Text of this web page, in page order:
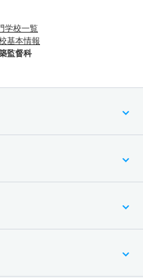
学校一覧
基本情報
監督科